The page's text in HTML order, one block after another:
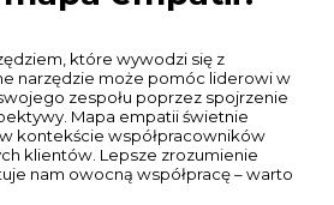
które wywodzi się z
narzędzie może pomóc liderowi w
zespołu poprzez spojrzenie
Mapa empatii świetnie
kontekście współpracowników
klientów. Lepsze zrozumienie
nam owocną współpracę – warto